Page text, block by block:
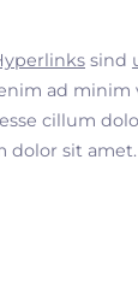
sind
ad
cillum
dolor sit amet.